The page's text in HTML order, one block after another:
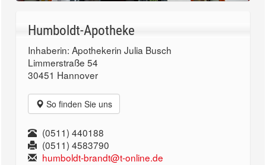
Humboldt-Apotheke
Inhaberin: Apothekerin Julia Busch
Limmerstraße 54
30451 Hannover
So finden Sie uns
(0511) 440188
(0511) 4583790
humboldt-brandt@t-online.de